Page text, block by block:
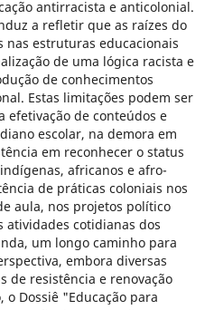
antirracista e anticolonial.
a refletir que as raízes do
nas estruturas educacionais
de uma lógica racista e
de conhecimentos
Estas limitações podem ser
efetivação de conteúdos e
escolar, na demora em
em reconhecer o status
africanos e afro-
de práticas coloniais nos
aula, nos projetos político
atividades cotidianas dos
um longo caminho para
embora diversas
de resistência e renovação
Dossiê "Educação para